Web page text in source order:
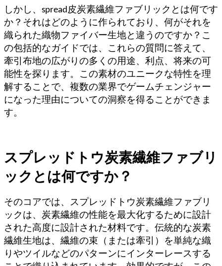
しかし、spread皮炭素繊維ファブリックとは何です
か？それはどのように作られており、何がそれを
織られた織物ファイバー生地と違うのですか？こ
の包括的なガイドでは、これらの質問に答えて、
牽引布地の広がりの多くの用途、利点、将来の可
能性を探ります。この素材のユニークな特性を理
解することで、複数の業界でゲームチェンジャー
になった理由についての洞察を得ることができま
す。
スプレッドトウ炭素繊維ファブリ
ックとは何ですか？
そのコアでは、スプレッドトウ炭素繊維ファブリ
ックは、炭素繊維の性能を最大化するために設計
された高度に設計された材料です。伝統的な炭素
繊維生地は、繊維の束（または牽引）を単純な織
りやツイルなどのパターンにインターレースする